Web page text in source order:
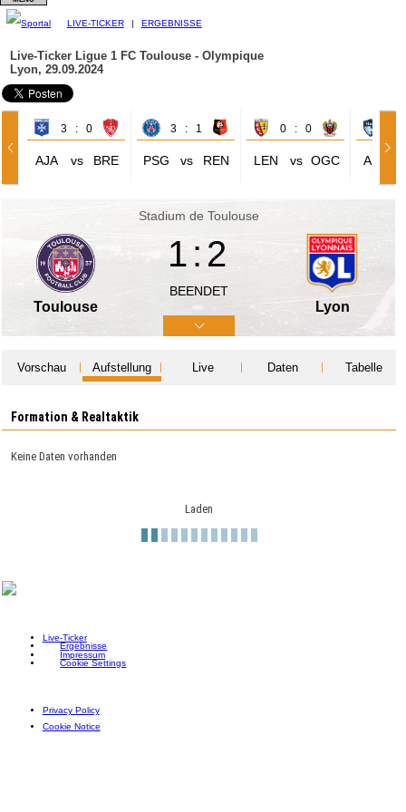
LIVE-TICKER | ERGEBNISSE
Live-Ticker Ligue 1 FC Toulouse - Olympique
Lyon, 29.09.2024
3 : 0
AJA vs BRE
3 : 1
PSG vs REN
0 : 0
LEN vs OGC ALH
Stadium de Toulouse
Toulouse
1:2
BEENDET
Lyon
Vorschau Aufstellung Live Daten Tabelle
Formation & Realtaktik
Keine Daten vorhanden
Laden
Live-Ticker
Ergebnisse
Impressum
Cookie Settings
Privacy Policy
Cookie Notice